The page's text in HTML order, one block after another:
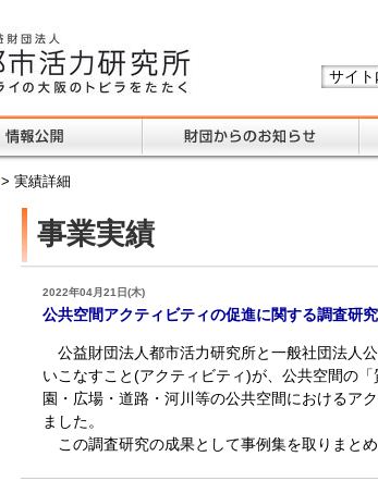
> 実績詳細
事業実績
2022年04月21日(木)
公共空間アクティビティの促進に関する調査研究
公益財団法人都市活力研究所と一般社団法人
いこなすこと(アクティビティ)が、公共空間の
園・広場・道路・河川等の公共空間におけるア
ました。
この調査研究の成果として事例集を取りまとめ